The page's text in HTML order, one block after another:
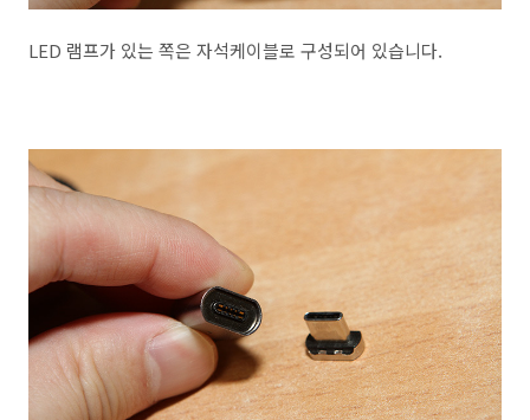
LED 램프가 있는 쪽은 자석케이블로 구성되어 있습니다.